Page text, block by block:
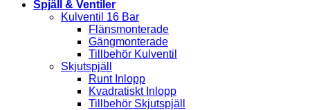
Spjäll & Ventiler
Kulventil 16 Bar
Flänsmonterade
Gängmonterade
Tillbehör Kulventil
Skjutspjäll
Runt Inlopp
Kvadratiskt Inlopp
Tillbehör Skjutspjäll